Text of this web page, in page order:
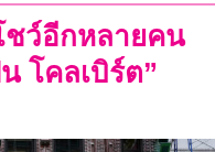
ว์อีกหลายคน
โคลเบิร์ต”